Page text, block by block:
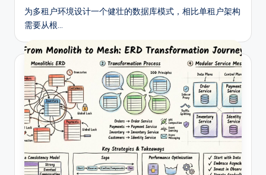
为多租户环境设计一个健壮的数据库模式，相比单租户架构
需要从根…